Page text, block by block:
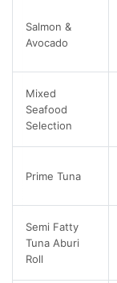
Salmon &
Avocado
Mixed
Seafood
Selection
Prime Tuna
Semi Fatty
Tuna Aburi
Roll